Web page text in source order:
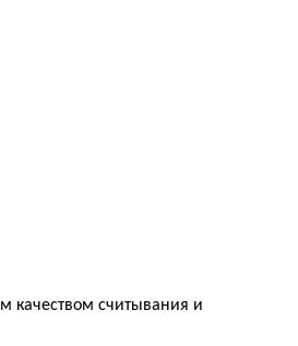
качеством считывания и